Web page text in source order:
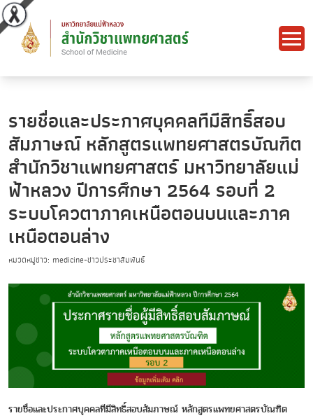
รายชื่อและประกาศบุคคลทีมีสิทธิ์สอบ
สัมภาษณ์ หลักสูตรแพทยศาสตรบัณฑิต
สำนักวิชาแพทยศาสตร์ มหาวิทยาลัยแม่
ฟ้าหลวง ปีการศึกษา 2564 รอบที่ 2
ระบบโควตาภาคเหนือตอนบนและภาค
เหนือตอนล่าง
หมวดหมู่ข่าว: medicine-ข่าวประชาสัมพันธ์
รายชื่อและประกาศบุคคลทีมีสิทธิ์สอบสัมภาษณ์ หลักสูตรแพทยศาสตรบัณฑิต